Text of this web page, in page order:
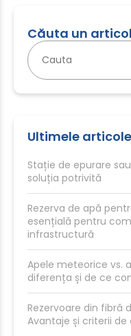
Căuta un
Caută
după:
Ultimele articole
Stație de epurare
soluția potrivită
Rezerva de apă
esențială pentru
infrastructură
Apele meteorice vs.
diferența și de ce
Rezervoare din fibră
Avantaje și criterii de